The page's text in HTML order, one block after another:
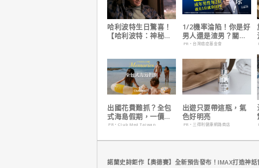
哈利波特生日驚喜！
【哈利波特：神秘的
1/2機率淪陷！你是好
男人還是渣男？關鍵
在這
PR・台灣癌症基金會
出國花費難抓？全包
式海島假期，一價搞
定食宿玩樂，省錢更
PR・Club Med Taiwan
出遊只要帶這瓶，氣
色好明亮
PR・三得利健康網路商店
諾蘭史詩鉅作【奧德賽】全新預告發布！IMAX打造神話